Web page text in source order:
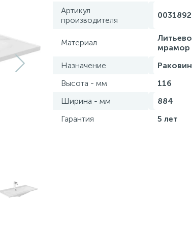
Артикул
производителя
Материал
мрамор
Назначение
Высота - мм
116
Ширина - мм
884
Гарантия
5 лет